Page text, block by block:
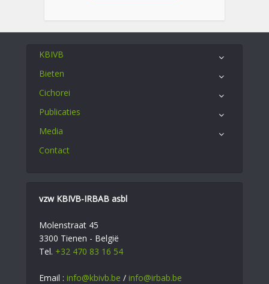
KBIVB
Bieten
Cichorei
Publicaties
Media
Contact
vzw KBIVB-IRBAB asbl
Molenstraat 45
3300 Tienen - België
Tel. +32 470 83 16 54
Email : info@kbivb.be / info@irbab.be